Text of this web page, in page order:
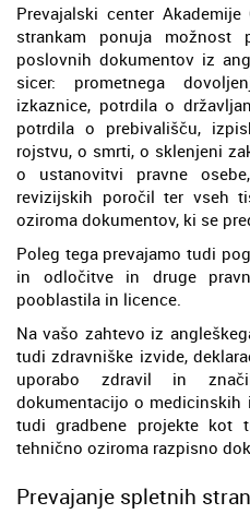
Prevajalski center
strankam ponuja možnost
poslovnih dokumentov iz
sicer: prometnega
izkaznice, potrdila o
potrdila o prebivališču,
rojstvu, o smrti, o sklenjeni
o ustanovitvi pravne
revizijskih poročil ter vseh
oziroma dokumentov, ki se
Poleg tega prevajamo tudi
in odločitve in druge
pooblastila in licence.
Na vašo zahtevo iz
tudi zdravniške izvide,
uporabo zdravil in
dokumentacijo o medicinskih
tudi gradbene projekte kot
tehnično oziroma razpisno
Prevajanje spletnih